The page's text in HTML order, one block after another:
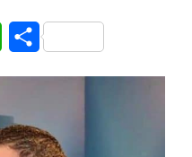
WhatsApp
Share